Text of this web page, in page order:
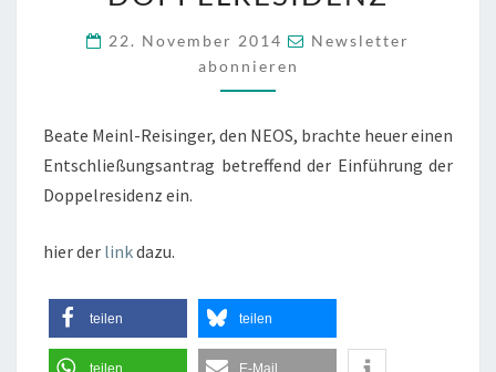
A
N
R
A
F
D
O
22. November 2014
Newsletter
abonnieren
Beate Meinl-Reisinger, den NEOS, brachte heuer einen
Entschließungsantrag betreffend der Einführung der
Doppelresidenz ein.
hier der linkdazu.
teilen teilen
teilen E-Mail